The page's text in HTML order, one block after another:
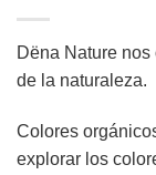
Dëna Nature
de la naturaleza.
Colores
explorar los